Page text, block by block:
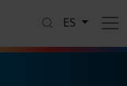
ES